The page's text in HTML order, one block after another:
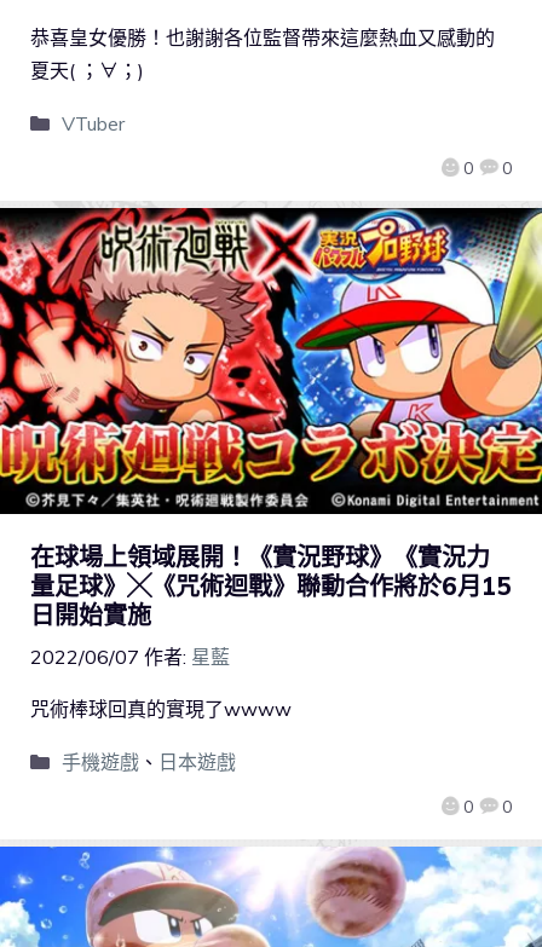
0 0
恭喜皇女優勝！也謝謝各位監督帶來這麼熱血又感動的
夏天( ；∀；)
VTuber
在球場上領域展開！《實況野球》《實況力
量足球》╳《咒術迴戰》聯動合作將於6月15
日開始實施
2022/06/07 作者: 星藍
0 0
咒術棒球回真的實現了wwww
手機遊戲、 日本遊戲